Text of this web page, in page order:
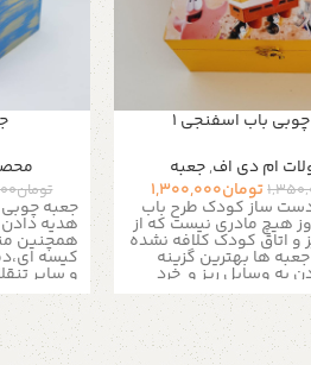
باب اسفنجی 1
ام دی اف,جعبه
تومان1,300,000
ساز کودک طرح باب
هیچ مادری نیست که از
و اتاق کودک کلافه نشده
ها بهترین گزینه
به وسایل ریز و خرد
دست ساز مناسب برای
استفاده در تزئین محیط
جهت نگهداری از چای
شکلات، آبنبات، گز
تومان
جعبه
هدیه دادن
همچنین
کیسه
و سایر
منزل،
برای نظم
است
به دلیل